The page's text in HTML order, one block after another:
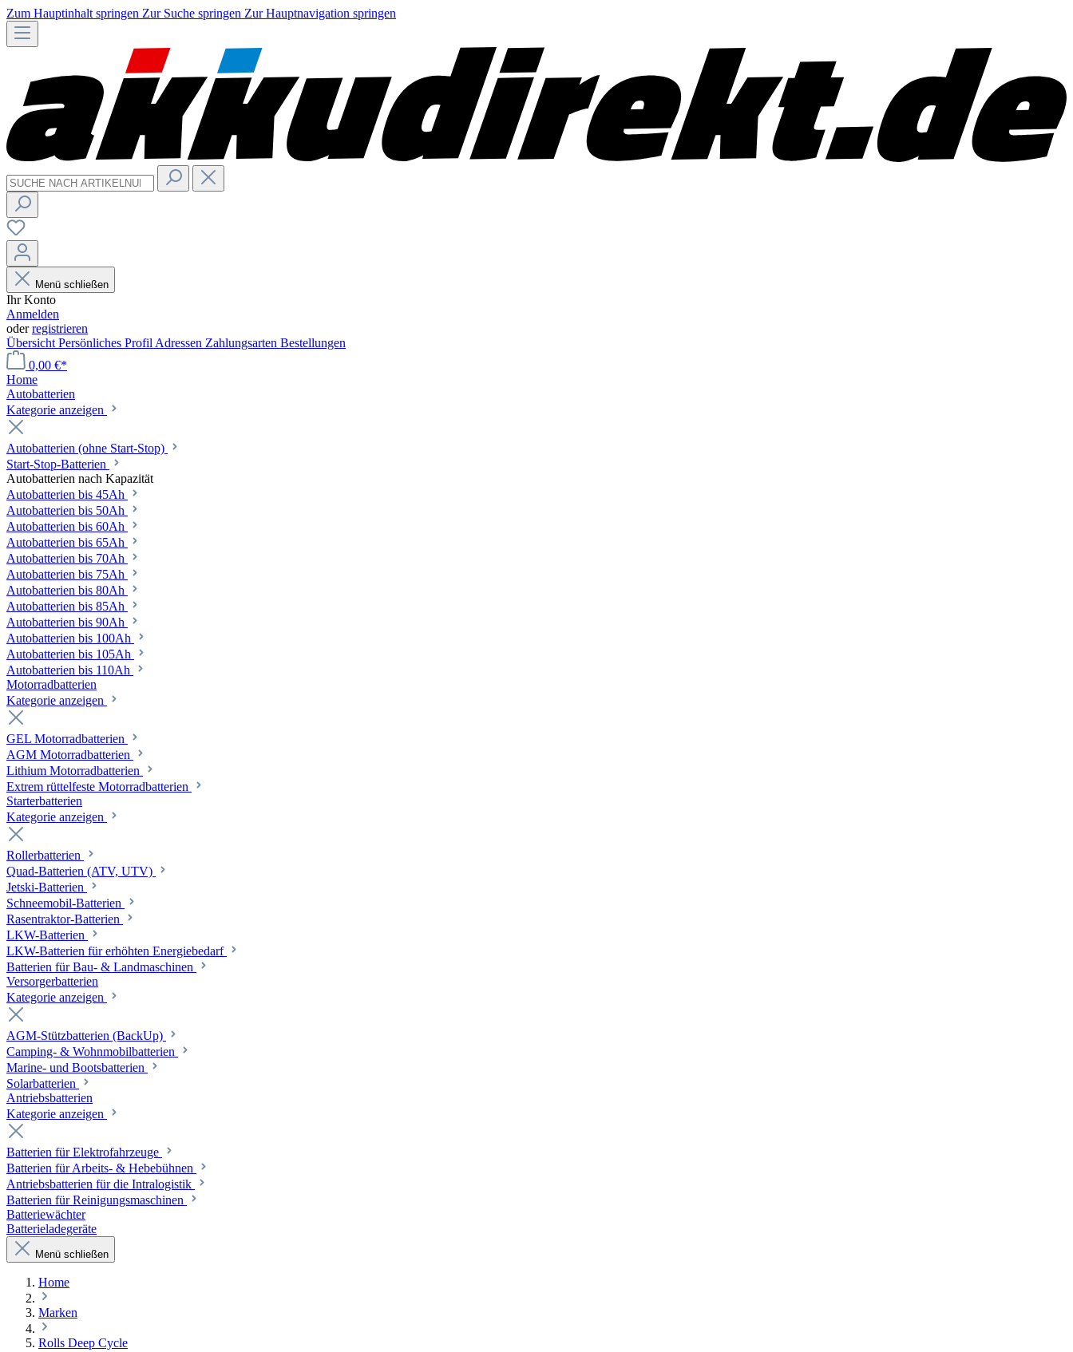
Zum Hauptinhalt springen Zur Suche springen Zur Hauptnavigation springen
Menü schließen
Ihr Konto
Anmelden
oderregistrieren
Übersicht Persönliches Profil Adressen Zahlungsarten Bestellungen
0,00 €*
Home
Autobatterien
Kategorie anzeigen
Autobatterien (ohne Start-Stop)
Start-Stop-Batterien
Autobatterien nach Kapazität
Autobatterien bis 45Ah
Autobatterien bis 50Ah
Autobatterien bis 60Ah
Autobatterien bis 65Ah
Autobatterien bis 70Ah
Autobatterien bis 75Ah
Autobatterien bis 80Ah
Autobatterien bis 85Ah
Autobatterien bis 90Ah
Autobatterien bis 100Ah
Autobatterien bis 105Ah
Autobatterien bis 110Ah
Motorradbatterien
Kategorie anzeigen
GEL Motorradbatterien
AGM Motorradbatterien
Lithium Motorradbatterien
Extrem rüttelfeste Motorradbatterien
Starterbatterien
Kategorie anzeigen
Rollerbatterien
Quad-Batterien (ATV, UTV)
Jetski-Batterien
Schneemobil-Batterien
Rasentraktor-Batterien
LKW-Batterien
LKW-Batterien für erhöhten Energiebedarf
Batterien für Bau- & Landmaschinen
Versorgerbatterien
Kategorie anzeigen
AGM-Stützbatterien (BackUp)
Camping- & Wohnmobilbatterien
Marine- und Bootsbatterien
Solarbatterien
Antriebsbatterien
Kategorie anzeigen
Batterien für Elektrofahrzeuge
Batterien für Arbeits- & Hebebühnen
Antriebsbatterien für die Intralogistik
Batterien für Reinigungsmaschinen
Batteriewächter
Batterieladegeräte
Menü schließen
Home
Marken
Rolls Deep Cycle